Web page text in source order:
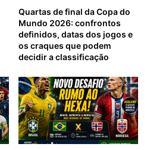
Quartas de final da Copa do
Mundo 2026: confrontos
definidos, datas dos jogos e
os craques que podem
decidir a classificação